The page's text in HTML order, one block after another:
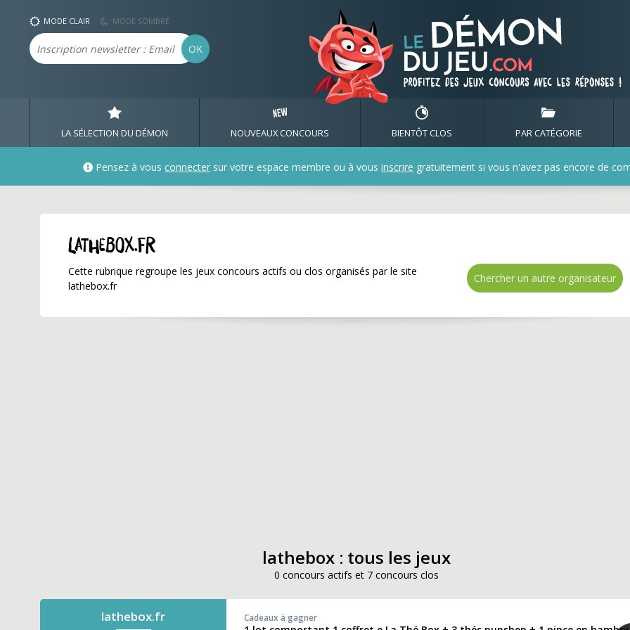
lathebox.fr ✅ Gagnez de nombreux cadeaux
MODE CLAIR MODE SOMBRE
Email OK
LA SÉLECTION DU DÉMON NOUVEAUX CONCOURS BIENTÔT CLOS PAR CATÉGORIE
Pensez à vous connecter sur votre espace membre ou à vous inscrire gratuitement si vous n'avez pas encore de
lathebox.fr
Cette rubrique regroupe les jeux concours actifs ou clos organisés par le site
lathebox.fr
Chercher un autre organisateur
lathebox : tous les jeux
0 concours actifs et 7 concours clos
lathebox.fr Cadeaux à gagner